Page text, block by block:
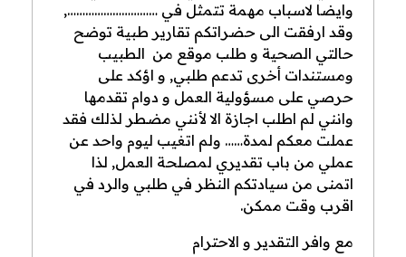
وايضا لاسباب مهمة تتمثل في …………………………,
وقد ارفقت الى حضراتكم تقارير طبية توضح
حالتي الصحية و طلب موقع من الطبيب
ومستندات أخرى تدعم طلبي, و اؤكد على
حرصي على مسؤولية العمل و دوام تقدمها
وانني لم اطلب اجازة الا لأنني مضطر لذلك فقد
عملت معكم لمدة…… ولم اتغيب ليوم واحد عن
عملي من باب تقديري لمصلحة العمل, لذا
اتمنى من سيادتكم النظر في طلبي والرد في
اقرب وقت ممكن.
مع وافر التقدير و الاحترام